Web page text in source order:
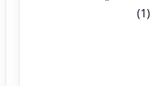
(1)